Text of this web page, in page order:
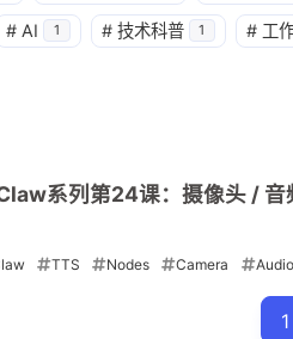
# AI 1 # 技术科普 1 # 工
系列第24课：摄像头 / 音
TTS Nodes Camera Audio
1